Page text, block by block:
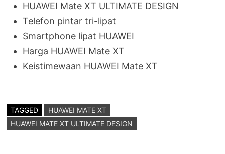
HUAWEI Mate XT ULTIMATE DESIGN
Telefon pintar tri-lipat
Smartphone lipat HUAWEI
Harga HUAWEI Mate XT
Keistimewaan HUAWEI Mate XT
TAGGED
HUAWEI MATE XT
HUAWEI MATE XT ULTIMATE DESIGN